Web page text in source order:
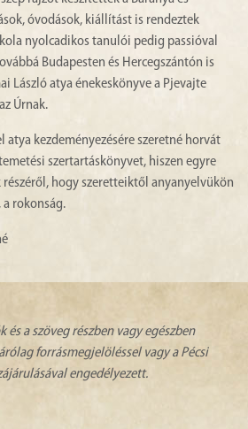
óvodások, kiállítást is rendeztek
nyolcadikos tanulói pedig passióval
Budapesten és Hercegszántón is
László atya énekeskönyve a Pjevajte
Úrnak.
atya kezdeményezésére szeretné horvát
szertartáskönyvet, hiszen egyre
részéről, hogy szeretteiktől anyanyelvükön
a rokonság.
a szöveg részben vagy egészben
forrásmegjelöléssel vagy a Pécsi
engedélyezett.